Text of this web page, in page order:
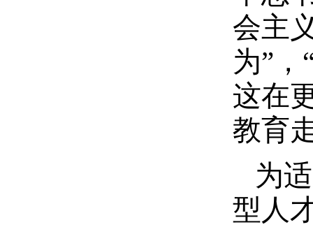
会主
为”
这在
教育
为
型人